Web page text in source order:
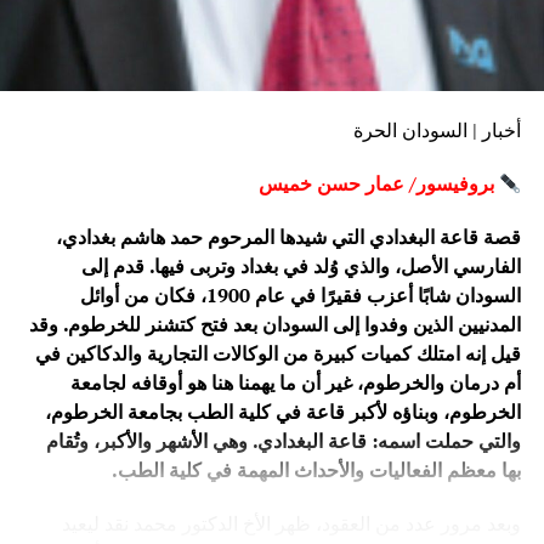
أخبار | السودان الحرة
بروفيسور/ عمار حسن خميس
قصة قاعة البغدادي التي شيدها المرحوم حمد هاشم بغدادي،
الفارسي الأصل، والذي وُلد في بغداد وتربى فيها. قدم إلى
السودان شابًا أعزب فقيرًا في عام 1900، فكان من أوائل
المدنيين الذين وفدوا إلى السودان بعد فتح كتشنر للخرطوم. وقد
قيل إنه امتلك كميات كبيرة من الوكالات التجارية والدكاكين في
أم درمان والخرطوم، غير أن ما يهمنا هنا هو أوقافه لجامعة
الخرطوم، وبناؤه لأكبر قاعة في كلية الطب بجامعة الخرطوم،
والتي حملت اسمه: قاعة البغدادي. وهي الأشهر والأكبر، وتُقام
بها معظم الفعاليات والأحداث المهمة في كلية الطب.